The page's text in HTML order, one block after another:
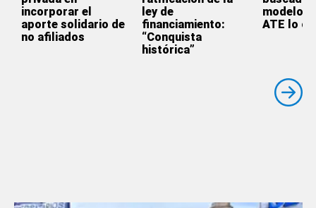
incorporar el
aporte solidario de
no afiliados
ley de
financiamiento:
“Conquista
histórica”
modelo y
ATE lo